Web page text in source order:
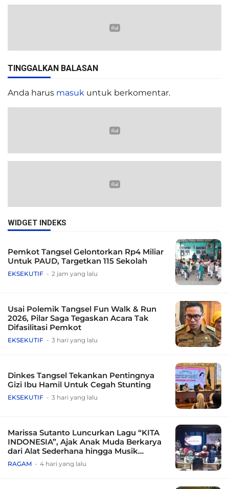
TINGGALKAN BALASAN
Anda harus masuk untuk berkomentar.
WIDGET INDEKS
Pemkot Tangsel Gelontorkan Rp4 Miliar
Untuk PAUD, Targetkan 115 Sekolah
EKSEKUTIF 2 jam yang lalu
Usai Polemik Tangsel Fun Walk & Run
2026, Pilar Saga Tegaskan Acara Tak
Difasilitasi Pemkot
EKSEKUTIF 3 hari yang lalu
Dinkes Tangsel Tekankan Pentingnya
Gizi Ibu Hamil Untuk Cegah Stunting
EKSEKUTIF 3 hari yang lalu
Marissa Sutanto Luncurkan Lagu “KITA
INDONESIA”, Ajak Anak Muda Berkarya
dari Alat Sederhana hingga Musik
Tradisional
RAGAM 4 hari yang lalu